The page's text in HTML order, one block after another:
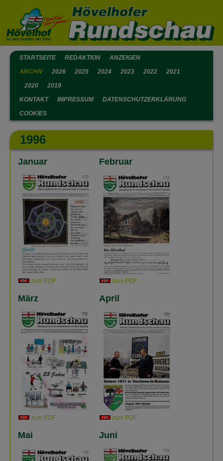
STARTSEITE REDAKTION
ANZEIGEN
ARCHIV
2026 2025 2024 2023 2022
2021
2020
2019
KONTAKT
IMPRESSUM
DATENSCHUTZERKLÄRUNG
COOKIES
1996
Januar
zum PDF
Februar
zum PDF
März
zum PDF
April
zum PDF
Mai Juni